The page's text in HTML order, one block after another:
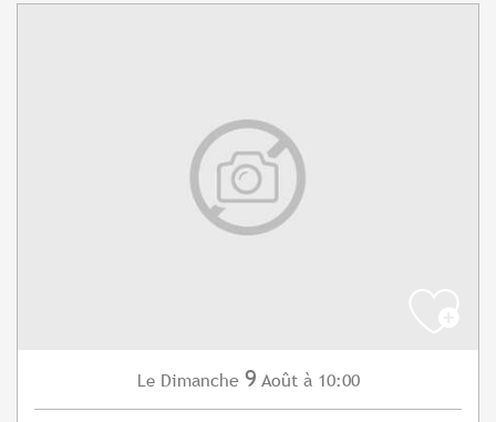
Le Dimanche 9 Août à 10:00